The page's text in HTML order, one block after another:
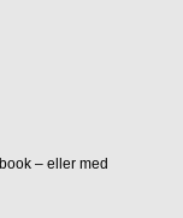
– eller med